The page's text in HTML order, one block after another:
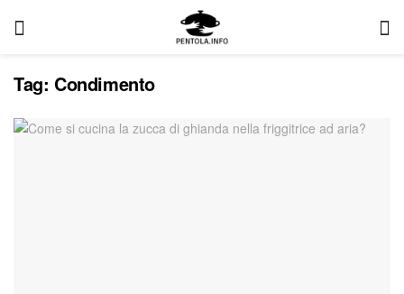
Tag: Condimento